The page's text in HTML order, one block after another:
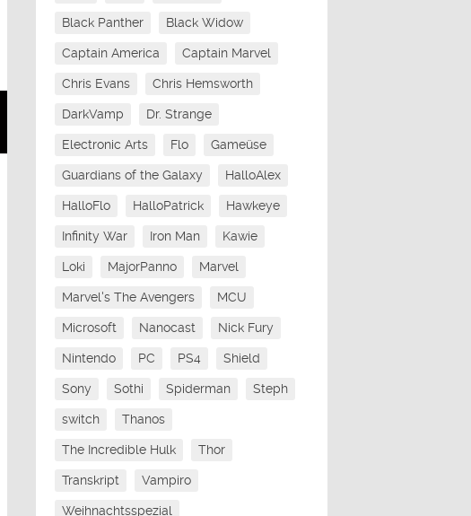
Black Panther Black Widow
Captain America Captain Marvel
Chris Evans Chris Hemsworth
DarkVamp Dr. Strange
Electronic Arts Flo Gameüse
Guardians of the Galaxy HalloAlex
HalloFlo HalloPatrick Hawkeye
Infinity War Iron Man Kawie
Loki MajorPanno Marvel
Marvel's The Avengers MCU
Microsoft Nanocast Nick Fury
Nintendo PC PS4 Shield
Sony Sothi Spiderman Steph
switch Thanos
The Incredible Hulk Thor
Transkript Vampiro
Weihnachtsspezial